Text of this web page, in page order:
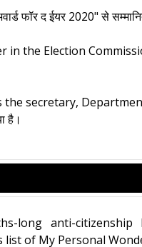
फॉर द ईयर 2020" से
in the Election
secretary,
है।
anti-citizenship
of My Personal